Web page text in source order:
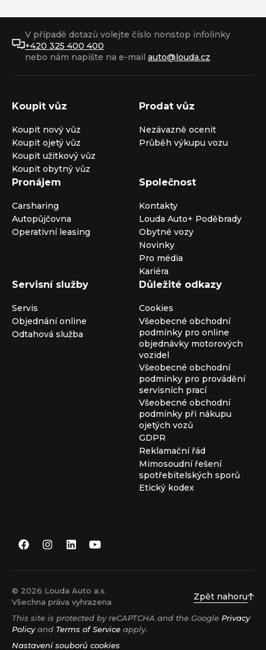
V případě dotazů volejte číslo nonstop infolinky
+420 325 400 400
nebo nám napište na e-mail auto@louda.cz
Koupit vůz
Koupit nový vůz
Koupit ojetý vůz
Koupit užitkový vůz
Koupit obytný vůz
Prodat vůz
Nezávazně ocenit
Průběh výkupu vozu
Pronájem
Carsharing
Autopůjčovna
Operativní leasing
Společnost
Kontakty
Louda Auto+ Poděbrady
Obytné vozy
Novinky
Pro média
Kariéra
Servisní služby
Servis
Objednání online
Odtahová služba
Důležité odkazy
Cookies
Všeobecné obchodní
podmínky pro online
objednávky motorových
vozidel
Všeobecné obchodní
podmínky pro provádění
servisních prací
Všeobecné obchodní
podmínky při nákupu
ojetých vozů
GDPR
Reklamační řád
Mimosoudní řešení
spotřebitelských sporů
Etický kodex
© 2026 Louda Auto a.s.
Všechna práva vyhrazena
Zpět nahoru
This site is protected by reCAPTCHA and the Google Privacy
Policyand Terms of Service apply.
Nastavení souborů cookies